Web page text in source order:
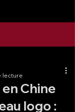
Chine
logo :
lecture